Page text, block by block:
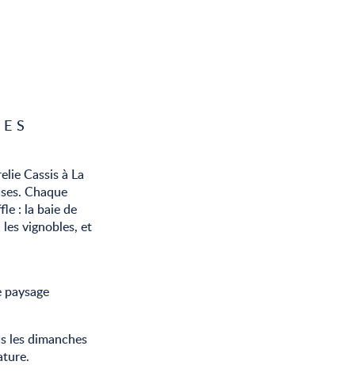
Cassis à La
Chaque
: la baie de
vignobles, et
les dimanches